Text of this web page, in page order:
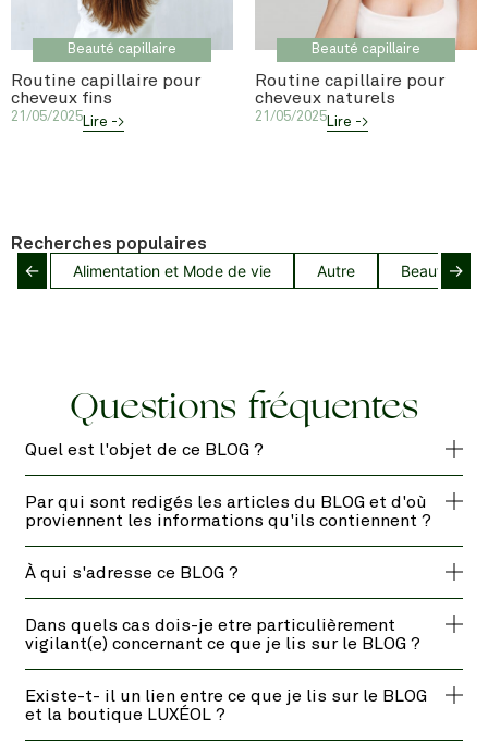
Beauté capillaire
Routine capillaire pour
cheveux fins
21/05/2025Lire ->
Beauté capillaire
Routine capillaire pour
cheveux naturels
21/05/2025Lire ->
Recherches populaires
← Alimentation et Mode de vie Autre Beauté→
Questions fréquentes
Quel est l'objet de ce BLOG ?
Par qui sont redigés les articles du BLOG et d'où
proviennent les informations qu'ils contiennent ?
À qui s'adresse ce BLOG ?
Dans quels cas dois-je etre particulièrement
vigilant(e) concernant ce que je lis sur le BLOG ?
Existe-t- il un lien entre ce que je lis sur le BLOG
et la boutique LUXÉOL ?